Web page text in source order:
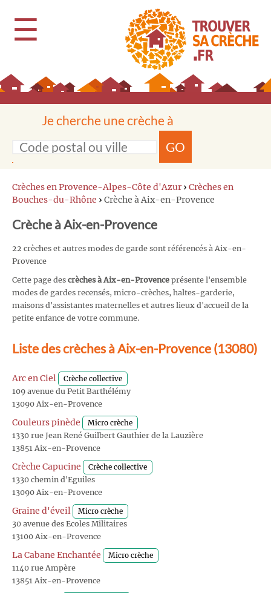
☰
Je cherche une crèche à
GO
Crèches en Provence-Alpes-Côte d'Azur › Crèches en
Bouches-du-Rhône › Crèche à Aix-en-Provence
Crèche à Aix-en-Provence
22 crèches et autres modes de garde sont référencés à Aix-en-
Provence
Cette page des crèches à Aix-en-Provence présente l'ensemble
modes de gardes recensés, micro-crèches, haltes-garderie,
maisons d'assistantes maternelles et autres lieux d'accueil de la
petite enfance de votre commune.
Liste des crèches à Aix-en-Provence (13080)
Arc en Ciel Crèche collective
109 avenue du Petit Barthélémy
13090 Aix-en-Provence
Couleurs pinède Micro crèche
1330 rue Jean René Guilbert Gauthier de la Lauzière
13851 Aix-en-Provence
Crèche Capucine Crèche collective
1330 chemin d'Eguiles
13090 Aix-en-Provence
Graine d'éveil Micro crèche
30 avenue des Ecoles Militaires
13100 Aix-en-Provence
La Cabane Enchantée Micro crèche
1140 rue Ampère
13851 Aix-en-Provence